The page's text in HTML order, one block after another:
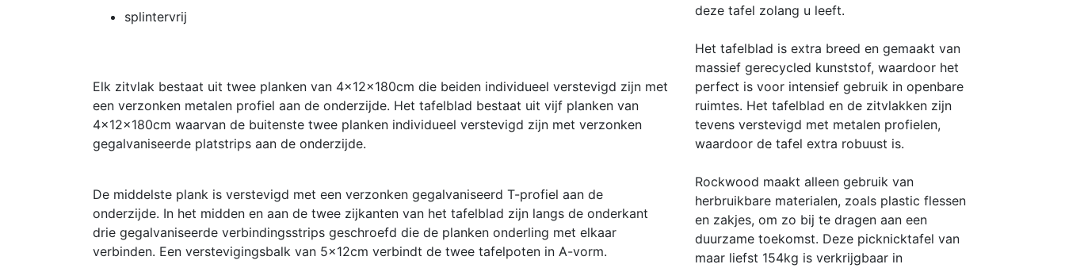
splintervrij
Elk zitvlak bestaat uit twee planken van 4x12x180cm die beiden individueel verstevigd zijn met
een verzonken metalen profiel aan de onderzijde. Het tafelblad bestaat uit vijf planken van
4x12x180cm waarvan de buitenste twee planken individueel verstevigd zijn met verzonken
gegalvaniseerde platstrips aan de onderzijde.
De middelste plank is verstevigd met een verzonken gegalvaniseerd T-profiel aan de
onderzijde. In het midden en aan de twee zijkanten van het tafelblad zijn langs de onderkant
drie gegalvaniseerde verbindingsstrips geschroefd die de planken onderling met elkaar
verbinden. Een verstevigingsbalk van 5x12cm verbindt de twee tafelpoten in A-vorm.
deze tafel zolang u leeft.
Het tafelblad is extra breed en gemaakt van
massief gerecycled kunststof, waardoor het
perfect is voor intensief gebruik in openbare
ruimtes. Het tafelblad en de zitvlakken zijn
tevens verstevigd met metalen profielen,
waardoor de tafel extra robuust is.
Rockwood maakt alleen gebruik van
herbruikbare materialen, zoals plastic flessen
en zakjes, om zo bij te dragen aan een
duurzame toekomst. Deze picknicktafel van
maar liefst 154kg is verkrijgbaar in